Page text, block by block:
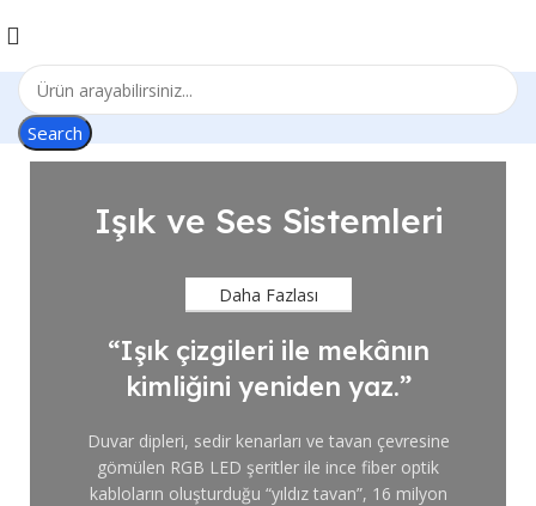
Search
Işık ve Ses Sistemleri
Daha Fazlası
“Işık çizgileri ile mekânın
kimliğini yeniden yaz.”
Duvar dipleri, sedir kenarları ve tavan çevresine
gömülen RGB LED şeritler ile ince fiber optik
kabloların oluşturduğu “yıldız tavan”, 16 milyon